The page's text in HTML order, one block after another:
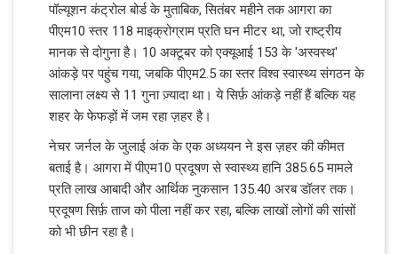
पॉल्यूशन कंट्रोल बोर्ड के मुताबिक, सितंबर महीने तक आगरा का
पीएम10 स्तर 118 माइक्रोग्राम प्रति घन मीटर था, जो राष्ट्रीय
मानक से दोगुना है। 10 अक्टूबर को एक्यूआई 153 के 'अस्वस्थ'
आंकड़े पर पहुंच गया, जबकि पीएम2.5 का स्तर विश्व स्वास्थ्य संगठन के
सालाना लक्ष्य से 11 गुना ज़्यादा था। ये सिर्फ़ आंकड़े नहीं हैं बल्कि यह
शहर के फेफड़ों में जम रहा ज़हर है।
नेचर जर्नल के जुलाई अंक के एक अध्ययन ने इस ज़हर की कीमत
बताई है। आगरा में पीएम10 प्रदूषण से स्वास्थ्य हानि 385.65 मामले
प्रति लाख आबादी और आर्थिक नुकसान 135.40 अरब डॉलर तक।
प्रदूषण सिर्फ़ ताज को पीला नहीं कर रहा, बल्कि लाखों लोगों की सांसों
को भी छीन रहा है।